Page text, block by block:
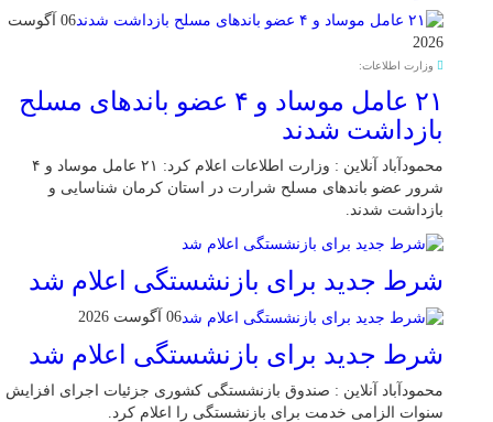
06 آگوست
2026
وزارت اطلاعات:
۲۱ عامل موساد و ۴ عضو باند‌های مسلح
بازداشت شدند
محمودآباد آنلاین : وزارت اطلاعات اعلام کرد: ۲۱ عامل موساد و ۴
شرور عضو باند‌های مسلح شرارت در استان کرمان شناسایی و
بازداشت شدند.
شرط جدید برای بازنشستگی اعلام شد
06 آگوست 2026
شرط جدید برای بازنشستگی اعلام شد
محمودآباد آنلاین : صندوق بازنشستگی کشوری جزئیات اجرای افزایش
سنوات الزامی خدمت برای بازنشستگی را اعلام کرد.